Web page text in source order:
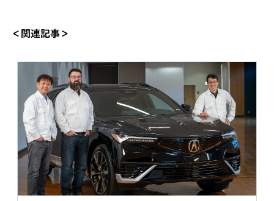
＜関連記事＞